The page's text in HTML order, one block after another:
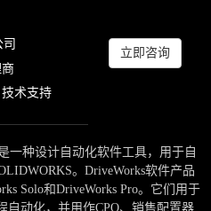
术支持
立即咨询
一种设计自动化软件工具，用于自
。DriveWorks软件产品
Solo和DriveWorks Pro。它们用于
自动化，并用作CPQ、销售配置器